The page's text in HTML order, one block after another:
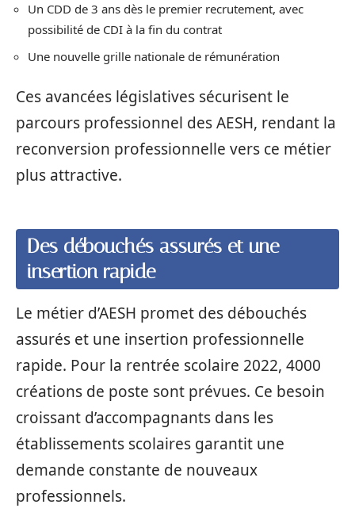
Un CDD de 3 ans dès le premier recrutement, avec
possibilité de CDI à la fin du contrat
Une nouvelle grille nationale de rémunération
Ces avancées législatives sécurisent le
parcours professionnel des AESH, rendant la
reconversion professionnelle vers ce métier
plus attractive.
Des débouchés assurés et une
insertion rapide
Le métier d’AESH promet des débouchés
assurés et une insertion professionnelle
rapide. Pour la rentrée scolaire 2022, 4000
créations de poste sont prévues. Ce besoin
croissant d’accompagnants dans les
établissements scolaires garantit une
demande constante de nouveaux
professionnels.